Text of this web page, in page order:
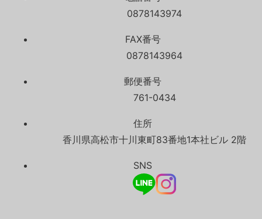
0878143974
FAX番号
0878143964
郵便番号
761-0434
住所
香川県高松市十川東町83番地1本社ビル 2階
SNS